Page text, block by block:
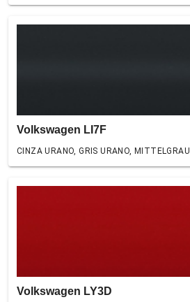
Volkswagen LI7F
CINZA URANO, GRIS URANO, MITTELGRAU
Volkswagen LY3D